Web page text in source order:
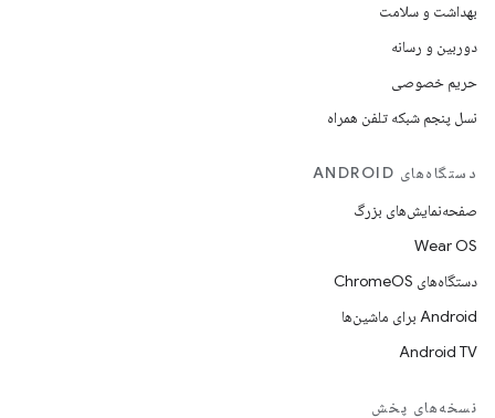
بهداشت و سلامت
دوربین و رسانه
حریم خصوصی
نسل پنجم شبکه تلفن همراه
دستگاه‌های ANDROID
صفحه‌نمایش‌های بزرگ
Wear OS
دستگاه‌های ChromeOS
Android برای ماشین‌ها
Android TV
نسخه‌های پخش